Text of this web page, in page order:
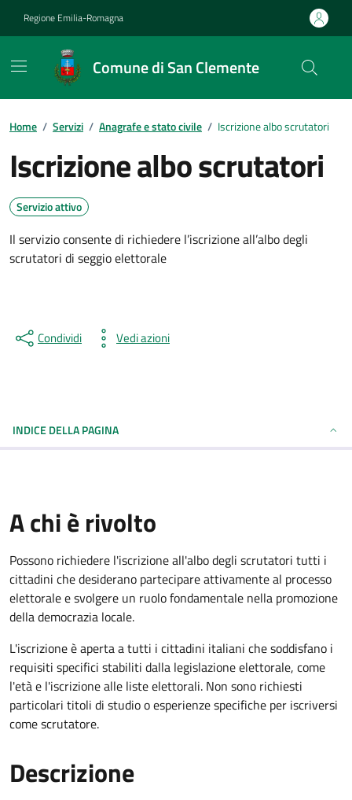
Regione Emilia-Romagna
Comune di San Clemente
Contenuti in evidenza
Home / Servizi / Anagrafe e stato civile / Iscrizione albo scrutatori
Iscrizione albo scrutatori
Servizio attivo
Il servizio consente di richiedere l’iscrizione all’albo degli
scrutatori di seggio elettorale
Condividi Vedi azioni
INDICE DELLA PAGINA
A chi è rivolto
Possono richiedere l'iscrizione all'albo degli scrutatori tutti i
cittadini che desiderano partecipare attivamente al processo
elettorale e svolgere un ruolo fondamentale nella promozione
della democrazia locale.
L'iscrizione è aperta a tutti i cittadini italiani che soddisfano i
requisiti specifici stabiliti dalla legislazione elettorale, come
l'età e l'iscrizione alle liste elettorali. Non sono richiesti
particolari titoli di studio o esperienze specifiche per iscriversi
come scrutatore.
Descrizione